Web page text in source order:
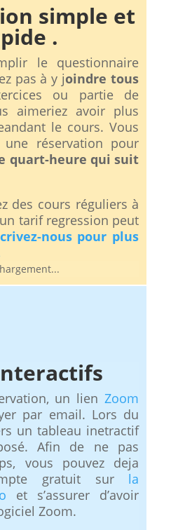
simple et
.
le questionnaire
pas à y joindre tous
ou partie de
aimeriez avoir plus
le cours. Vous
une réservation pour
quart-heure qui suit
des cours réguliers à
tarif regression peut
nous pour plus
un lien Zoom
par email. Lors du
un tableau inetractif
Afin de ne pas
vous pouvez deja
gratuit sur la
et s’assurer d’avoir
Zoom.